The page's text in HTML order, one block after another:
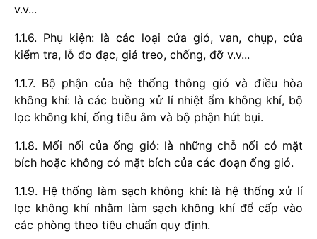
v.v...
1.1.6. Phụ kiện: là các loại cửa gió, van, chụp, cửa
kiểm tra, lỗ đo đạc, giá treo, chống, đỡ v.v...
1.1.7. Bộ phận của hệ thống thông gió và điều hòa
không khí: là các buồng xử lí nhiệt ẩm không khí, bộ
lọc không khí, ống tiêu âm và bộ phận hút bụi.
1.1.8. Mối nối của ống gió: là những chỗ nối có mặt
bích hoặc không có mặt bích của các đoạn ống gió.
1.1.9. Hệ thống làm sạch không khí: là hệ thống xử lí
lọc không khí nhằm làm sạch không khí để cấp vào
các phòng theo tiêu chuẩn quy định.